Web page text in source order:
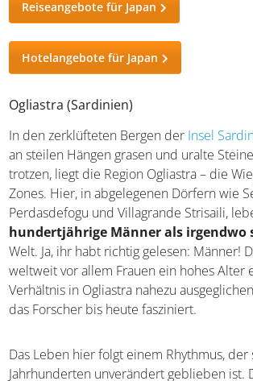
Reiseangebote für Japan
Hotelangebote für Japan
Ogliastra (Sardinien)
In den zerklüfteten Bergen der Insel
an steilen Hängen grasen und uralte
Wind trotzen, liegt die Region Ogliastra –
Blue Zones. Hier, in abgelegenen Dörfern
Perdasdefogu und Villagrande Strisaili,
hundertjährige Männer als irgendwo
Welt. Ja, ihr habt richtig gelesen: Männer!
Phänomen, das Forscher bis heute